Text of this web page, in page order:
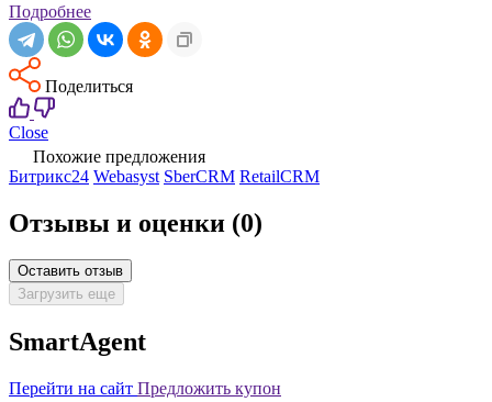
Подробнее
Поделиться
Close
Похожие предложения
Битрикс24 Webasyst SberCRM RetailCRM
Отзывы и оценки (0)
Оставить отзыв
Загрузить еще
SmartAgent
Перейти на сайт Предложить купон